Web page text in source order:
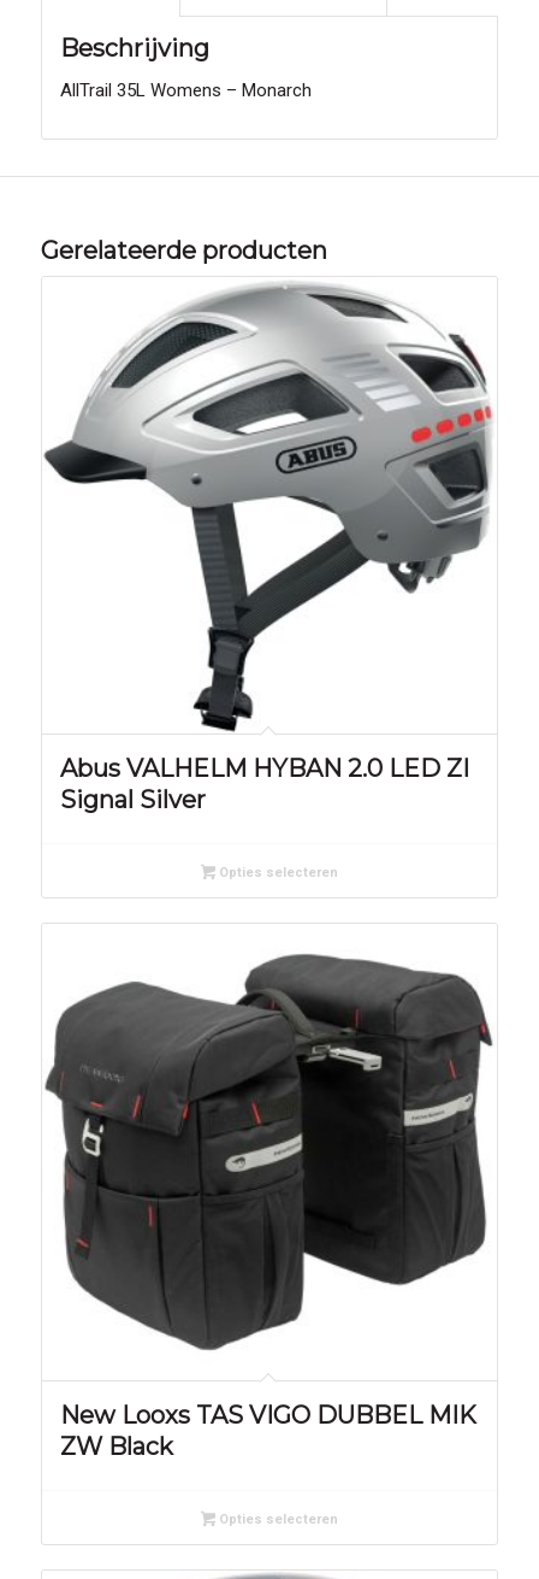
Beschrijving
AllTrail 35L Womens – Monarch
Gerelateerde producten
Abus VALHELM HYBAN 2.0 LED ZI
Signal Silver
Opties selecteren
New Looxs TAS VIGO DUBBEL MIK
ZW Black
Opties selecteren